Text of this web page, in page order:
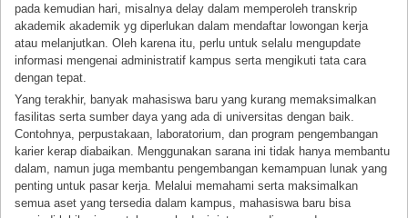
pada kemudian hari, misalnya delay dalam memperoleh transkrip
akademik akademik yg diperlukan dalam mendaftar lowongan kerja
atau melanjutkan. Oleh karena itu, perlu untuk selalu mengupdate
informasi mengenai administratif kampus serta mengikuti tata cara
dengan tepat.
Yang terakhir, banyak mahasiswa baru yang kurang memaksimalkan
fasilitas serta sumber daya yang ada di universitas dengan baik.
Contohnya, perpustakaan, laboratorium, dan program pengembangan
karier kerap diabaikan. Menggunakan sarana ini tidak hanya membantu
dalam, namun juga membantu pengembangan kemampuan lunak yang
penting untuk pasar kerja. Melalui memahami serta maksimalkan
semua aset yang tersedia dalam kampus, mahasiswa baru bisa